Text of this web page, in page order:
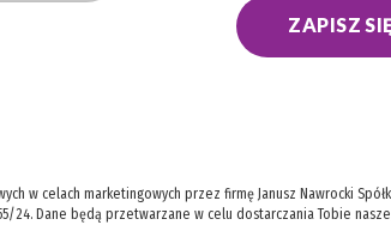
ZAPISZ
w celach marketingowych przez firmę Janusz Nawrocki
24. Dane będą przetwarzane w celu dostarczania Tobie